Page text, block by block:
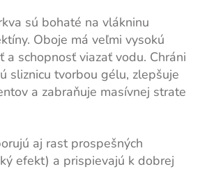
sú bohaté na vlákninu
Oboje má veľmi vysokú
a schopnosť viazať vodu. Chráni
sliznicu tvorbou gélu, zlepšuje
a zabraňuje masívnej strate
aj rast prospešných
efekt) a prispievajú k dobrej